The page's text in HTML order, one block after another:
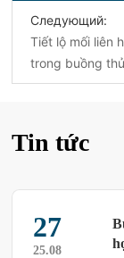
Следующий:
Tiết lộ mối liên
trong buồng
Tin tức
21
25.03